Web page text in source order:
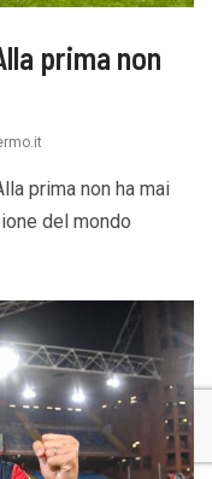
prima non
prima non ha mai
del mondo